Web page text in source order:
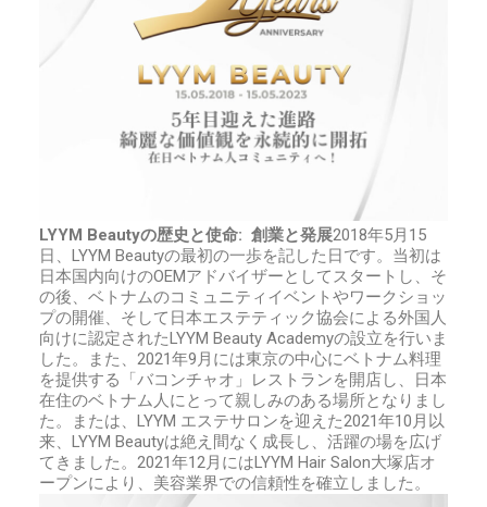
LYYM Beautyの歴史と使命: 創業と発展2018年5月 15
日、 LYYM Beautyの最初の一歩を記した日です。当初は
日本国内向けのOEMアドバイザーとしてスタートし、そ
の後、ベトナムのコミュニティイベントやワークショッ
プの開催、そして日本エステティック協会による外国人
向けに認定されたLYYM Beauty Academyの設立を行いま
した。また、 2021年9月には東京の中心にベトナム料理
を提供する「バコンチャオ」レストランを開店し、日本
在住のベトナム人にとって親しみのある場所となりまし
た。または、LYYM エステサロンを迎えた2021年10月以
来、 LYYM Beautyは絶え間なく成長し、活躍の場を広げ
てきました。 2021年12月にはLYYM Hair Salon大塚店オ
ープンにより、美容業界での信頼性を確立しました。